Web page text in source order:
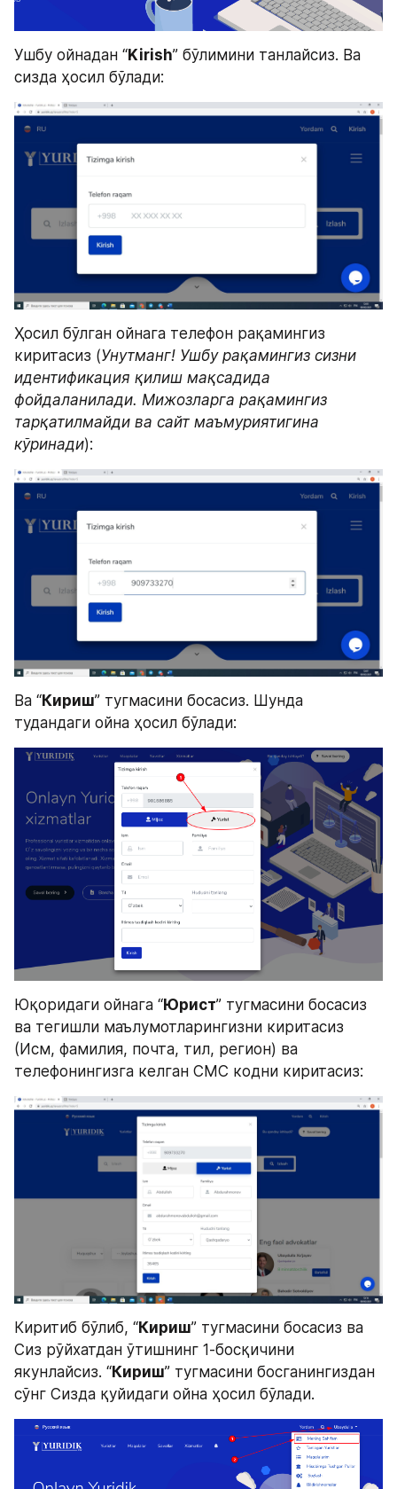
Ушбу ойнадан “Kirish” бўлимини танлайсиз. Ва
сизда ҳосил бўлади:
Ҳосил бўлган ойнага телефон рақамингиз
киритасиз (Унутманг! Ушбу рақамингиз сизни
идентификация қилиш мақсадида
фойдаланилади. Мижозларга рақамингиз
тарқатилмайди ва сайт маъмуриятигина
кўринади):
Ва “Кириш” тугмасини босасиз. Шунда
тудандаги ойна ҳосил бўлади:
Юқоридаги ойнага “Юрист” тугмасини босасиз
ва тегишли маълумотларингизни киритасиз
(Исм, фамилия, почта, тил, регион) ва
телефонингизга келган СМС кодни киритасиз:
Киритиб бўлиб, “Кириш” тугмасини босасиз ва
Сиз рўйхатдан ўтишнинг 1-босқичини
якунлайсиз. “Кириш” тугмасини босганингиздан
сўнг Сизда қуйидаги ойна ҳосил бўлади.